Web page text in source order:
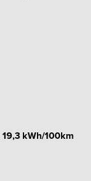
19,3 kWh/100km